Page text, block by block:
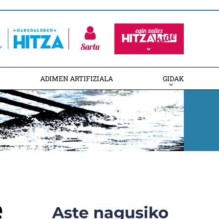
Sartu
ADIMEN ARTIFIZIALA GIDAK